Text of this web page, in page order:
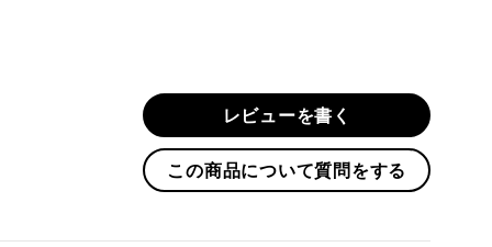
レビューを書く
この商品について質問をする